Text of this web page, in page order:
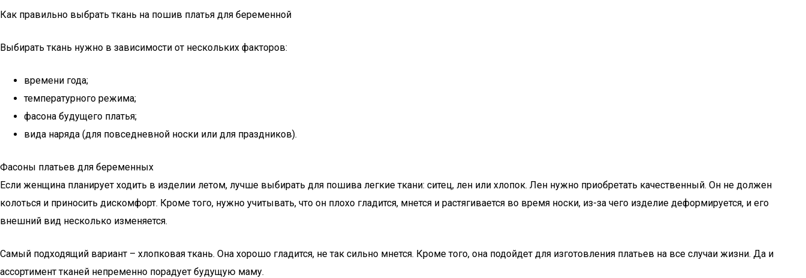
Как правильно выбрать ткань на пошив платья для беременной
Выбирать ткань нужно в зависимости от нескольких факторов:
времени года;
температурного режима;
фасона будущего платья;
вида наряда (для повседневной носки или для праздников).
Фасоны платьев для беременных
Если женщина планирует ходить в изделии летом, лучше выбирать для пошива легкие ткани: ситец, лен или хлопок. Лен нужно приобретать качественный. Он не должен
колоться и приносить дискомфорт. Кроме того, нужно учитывать, что он плохо гладится, мнется и растягивается во время носки, из-за чего изделие деформируется, и его
внешний вид несколько изменяется.
Самый подходящий вариант – хлопковая ткань. Она хорошо гладится, не так сильно мнется. Кроме того, она подойдет для изготовления платьев на все случаи жизни. Да и
ассортимент тканей непременно порадует будущую маму.